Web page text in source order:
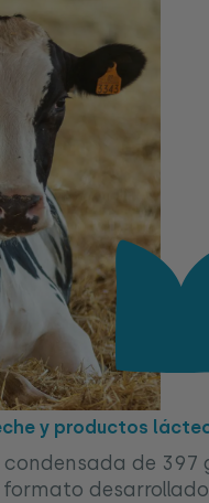
y productos
de 397
formato